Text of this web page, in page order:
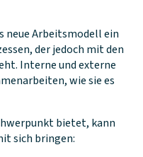
neue Arbeitsmodell ein
der jedoch mit den
Interne und externe
wie sie es
bietet, kann
sich bringen: